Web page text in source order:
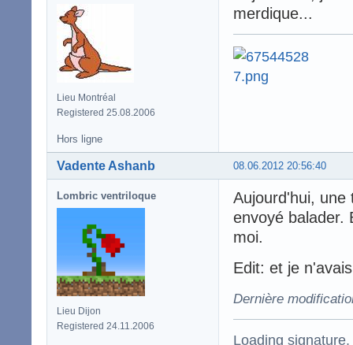
Lieu Montréal
Registered 25.08.2006
merdique...
Hors ligne
08.06.2012 20:56:40
Vadente Ashanb
Lombric ventriloque
Lieu Dijon
Registered 24.11.2006
Aujourd'hui, une
envoyé balader.
moi.
Edit: et je
Dernière
Loading signature.